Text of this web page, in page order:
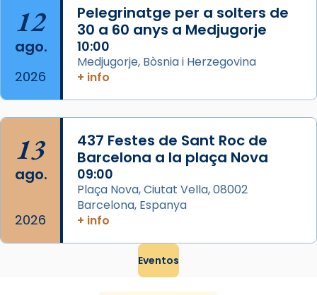
Foto
View on Facebook ·
12
ago.
2026
Pelegrinatge per a solters de
30 a 60 anys a Medjugorje
10:00
Medjugorje, Bòsnia i Herzegovina
+ info
13
ago.
2026
437 Festes de Sant Roc de
Barcelona a la plaça Nova
09:00
Plaça Nova, Ciutat Vella, 08002
Barcelona, Espanya
+ info
Eventos